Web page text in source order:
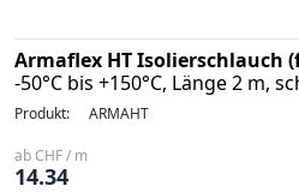
Armaflex HT Isolierschlauch
-50°C bis +150°C, Länge 2 m,
Produkt: ARMAHT
ab CHF / m
14.34